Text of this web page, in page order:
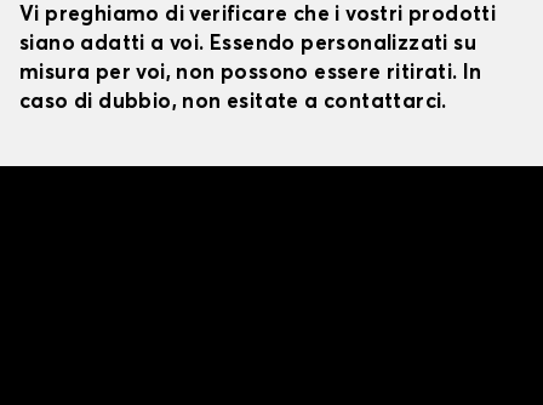
Vi preghiamo di verificare che i vostri prodotti
siano adatti a voi. Essendo personalizzati su
misura per voi, non possono essere ritirati. In
caso di dubbio, non esitate a contattarci.